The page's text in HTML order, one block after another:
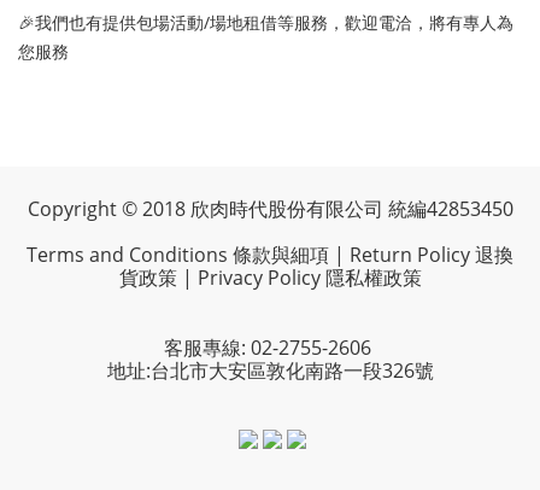
🎉我們也有提供包場活動/場地租借等服務，歡迎電洽，將有專人為
您服務
Copyright © 2018 欣肉時代股份有限公司 統編42853450
Terms and Conditions 條款與細項 | Return Policy 退換
貨政策| Privacy Policy 隱私權政策
客服專線: 02-2755-2606
地址:台北市大安區敦化南路一段326號